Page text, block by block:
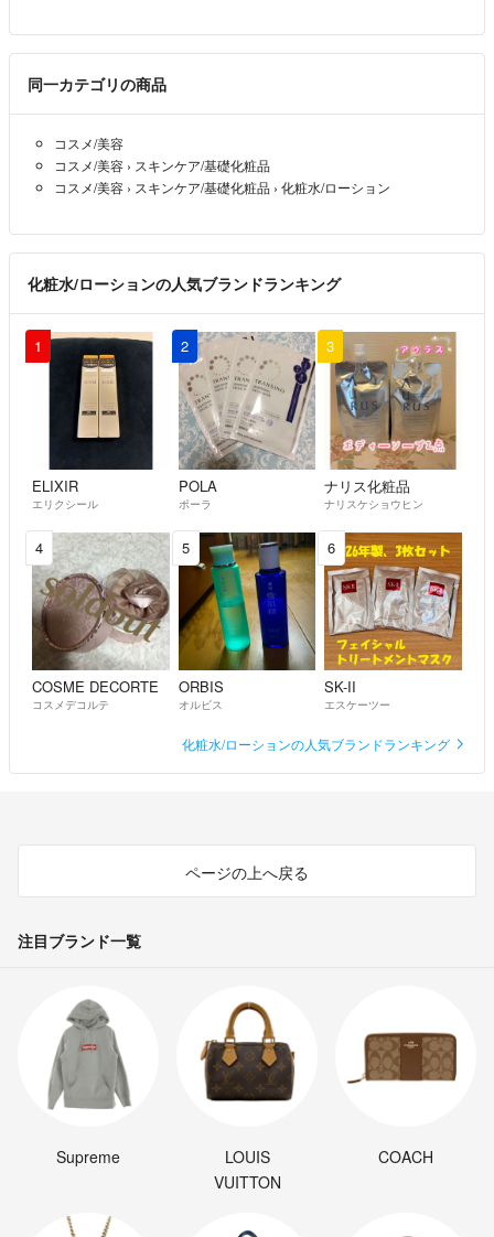
同一カテゴリの商品
コスメ/美容
コスメ/美容 › スキンケア/基礎化粧品
コスメ/美容 › スキンケア/基礎化粧品 › 化粧水/ローション
化粧水/ローションの人気ブランドランキング
1
ELIXIR
エリクシール
2
POLA
ポーラ
3
ナリス化粧品
ナリスケショウヒン
4
COSME DECORTE
コスメデコルテ
5
ORBIS
オルビス
6
SK-II
エスケーツー
化粧水/ローションの人気ブランドランキング
ページの上へ戻る
注目ブランド一覧
Supreme
LOUIS
VUITTON
COACH